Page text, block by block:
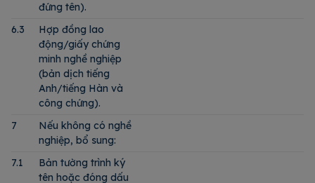
đứng tên).
6.3
Hợp đồng lao
động/giấy chứng
minh nghề nghiệp
(bản dịch tiếng
Anh/tiếng Hàn và
công chứng).
7
Nếu không có nghề
nghiệp, bổ sung:
7.1
Bản tường trình ký
tên hoặc đóng dấu